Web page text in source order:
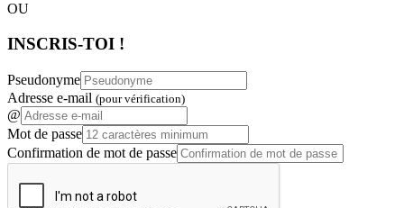
OU
INSCRIS-TOI !
Pseudonyme
Adresse e-mail (pour vérification)
@
Mot de passe
Confirmation de mot de passe